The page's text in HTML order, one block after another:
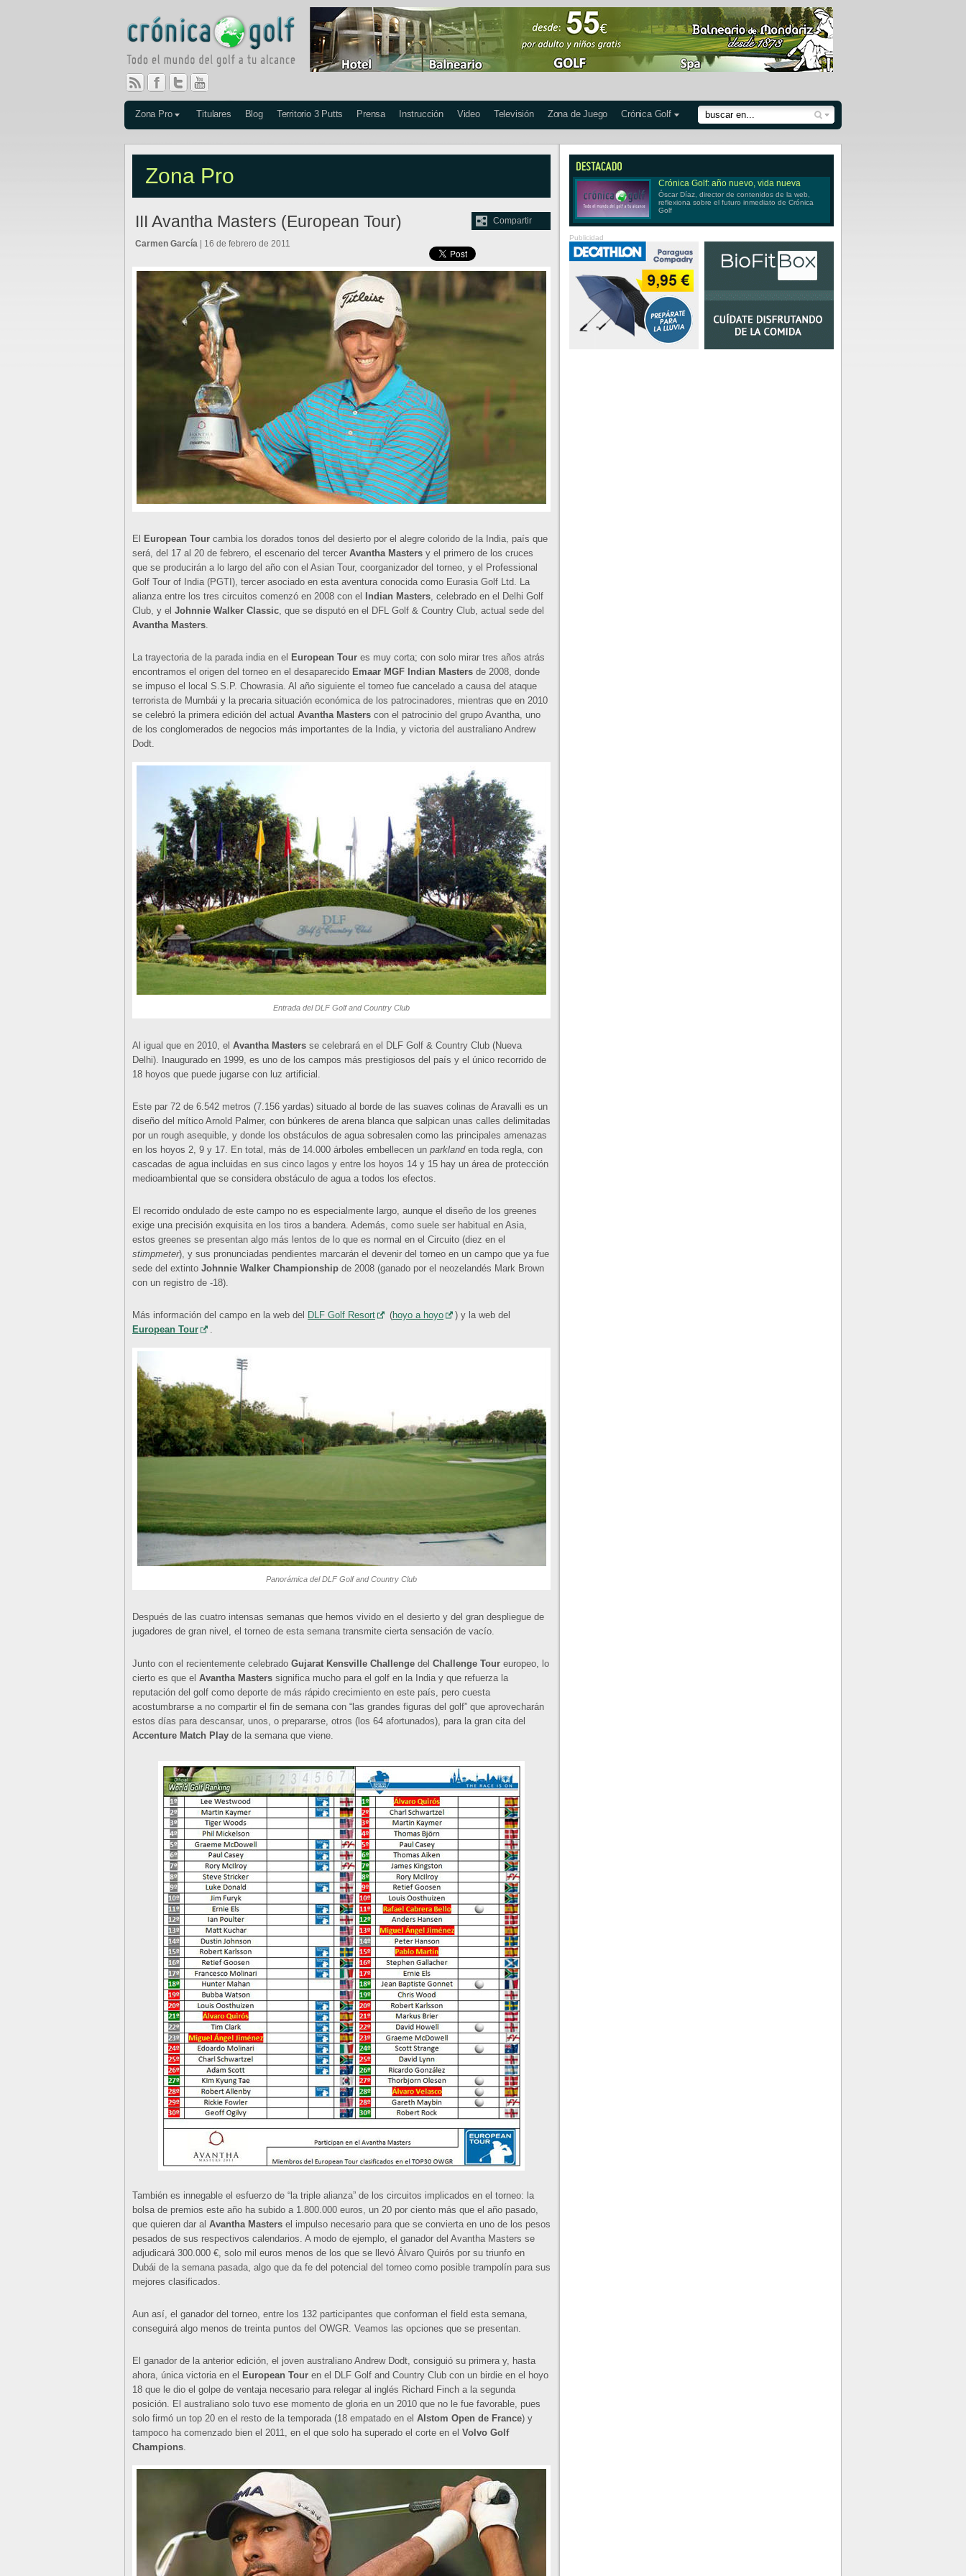
Zona Pro Titulares Blog Territorio 3 Putts Prensa Instrucción Video Televisión Zona de Juego Crónica Golf
Zona Pro
Compartir
III Avantha Masters (European Tour)
Carmen García | 16 de febrero de 2011
El European Tour cambia los dorados tonos del desierto por el alegre colorido de la India, país que
será, del 17 al 20 de febrero, el escenario del tercer Avantha Masters y el primero de los cruces
que se producirán a lo largo del año con el Asian Tour, coorganizador del torneo, y el Professional
Golf Tour of India (PGTI), tercer asociado en esta aventura conocida como Eurasia Golf Ltd. La
alianza entre los tres circuitos comenzó en 2008 con el
Indian Masters, celebrado en el Delhi Golf
Club, y el Johnnie Walker Classic, que se disputó en el DFL Golf & Country Club, actual sede del
Avantha Masters.
La trayectoria de la parada india en el European Tour es muy corta; con solo mirar tres años atrás
encontramos el origen del torneo en el desaparecido Emaar MGF Indian Masters de 2008, donde
se impuso el local S.S.P. Chowrasia. Al año siguiente el torneo fue cancelado a causa del ataque
terrorista de Mumbái y la precaria situación económica de los patrocinadores, mientras que en 2010
se celebró la primera edición del actual Avantha Masters con el patrocinio del grupo Avantha, uno
de los conglomerados de negocios más importantes de la India, y victoria del australiano Andrew
Dodt.
Entrada del DLF Golf and Country Club
Al igual que en 2010, el Avantha Masters se celebrará en el DLF Golf & Country Club (Nueva
Delhi). Inaugurado en 1999, es uno de los campos más prestigiosos del país y el único recorrido de
18 hoyos que puede jugarse con luz artificial.
Este par 72 de 6.542 metros (7.156 yardas) situado al borde de las suaves colinas de Aravalli es un
diseño del mítico Arnold Palmer, con búnkeres de arena blanca que salpican unas calles delimitadas
por un rough asequible, y donde los obstáculos de agua sobresalen como las principales amenazas
en los hoyos 2, 9 y 17. En total, más de 14.000 árboles embellecen un parkland en toda regla, con
cascadas de agua incluidas en sus cinco lagos y entre los hoyos 14 y 15 hay un área de protección
medioambiental que se considera obstáculo de agua a todos los efectos.
El recorrido ondulado de este campo no es especialmente largo, aunque el diseño de los greenes
exige una precisión exquisita en los tiros a bandera. Además, como suele ser habitual en Asia,
estos greenes se presentan algo más lentos de lo que es normal en el Circuito (diez en el
stimpmeter), y sus pronunciadas pendientes marcarán el devenir del torneo en un campo que ya fue
sede del extinto Johnnie Walker Championship de 2008 (ganado por el neozelandés Mark Brown
con un registro de -18).
Más información del campo en la web del DLF Golf Resort (hoyo a hoyo
) y la web del
European Tour
.
Panorámica del DLF Golf and Country Club
Después de las cuatro intensas semanas que hemos vivido en el desierto y del gran despliegue de
jugadores de gran nivel, el torneo de esta semana transmite cierta sensación de vacío.
Junto con el recientemente celebrado Gujarat Kensville Challenge del Challenge Tour europeo, lo
cierto es que el Avantha Masters significa mucho para el golf en la India y que refuerza la
reputación del golf como deporte de más rápido crecimiento en este país, pero cuesta
acostumbrarse a no compartir el fin de semana con “las grandes figuras del golf” que aprovecharán
estos días para descansar, unos, o prepararse, otros (los 64 afortunados), para la gran cita del
Accenture Match Play de la semana que viene.
También es innegable el esfuerzo de “la triple alianza” de los circuitos implicados en el torneo: la
bolsa de premios este año ha subido a 1.800.000 euros, un 20 por ciento más que el año pasado,
que quieren dar al Avantha Masters el impulso necesario para que se convierta en uno de los pesos
pesados de sus respectivos calendarios. A modo de ejemplo, el ganador del Avantha Masters se
adjudicará 300.000 €, solo mil euros menos de los que se llevó Álvaro Quirós por su triunfo en
Dubái de la semana pasada, algo que da fe del potencial del torneo como posible trampolín para sus
mejores clasificados.
Aun así, el ganador del torneo, entre los 132 participantes que conforman el field esta semana,
conseguirá algo menos de treinta puntos del OWGR. Veamos las opciones que se presentan.
El ganador de la anterior edición, el joven australiano Andrew Dodt, consiguió su primera y, hasta
ahora, única victoria en el European Tour en el DLF Golf and Country Club con un birdie en el hoyo
18 que le dio el golpe de ventaja necesario para relegar al inglés Richard Finch a la segunda
posición. El australiano solo tuvo ese momento de gloria en un 2010 que no le fue favorable, pues
solo firmó un top 20 en el resto de la temporada (18 empatado en el Alstom Open de France) y
tampoco ha comenzado bien el 2011, en el que solo ha superado el corte en el Volvo Golf
Champions.
Crónica Golf: año nuevo, vida nueva
Óscar Díaz, director de contenidos de la web,
reflexiona sobre el futuro inmediato de Crónica
Golf
Publicidad